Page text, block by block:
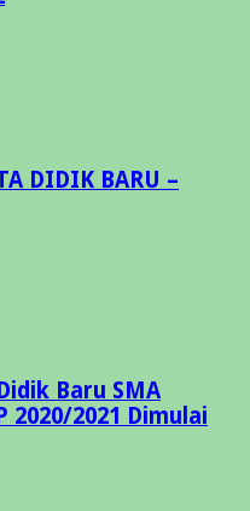
DIDIK BARU –
Baru SMA
2020/2021 Dimulai